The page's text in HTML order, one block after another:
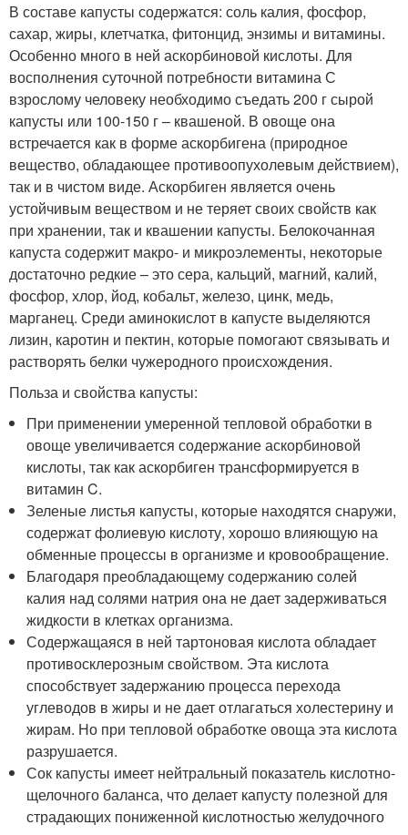
В составе капусты содержатся: соль калия, фосфор,
сахар, жиры, клетчатка, фитонцид, энзимы и витамины.
Особенно много в ней аскорбиновой кислоты. Для
восполнения суточной потребности витамина С
взрослому человеку необходимо съедать 200 г сырой
капусты или 100-150 г – квашеной. В овоще она
встречается как в форме аскорбигена (природное
вещество, обладающее противоопухолевым действием),
так и в чистом виде. Аскорбиген является очень
устойчивым веществом и не теряет своих свойств как
при хранении, так и квашении капусты. Белокочанная
капуста содержит макро- и микроэлементы, некоторые
достаточно редкие – это сера, кальций, магний, калий,
фосфор, хлор, йод, кобальт, железо, цинк, медь,
марганец. Среди аминокислот в капусте выделяются
лизин, каротин и пектин, которые помогают связывать и
растворять белки чужеродного происхождения.
Польза и свойства капусты:
При применении умеренной тепловой обработки в
овоще увеличивается содержание аскорбиновой
кислоты, так как аскорбиген трансформируется в
витамин C.
Зеленые листья капусты, которые находятся снаружи,
содержат фолиевую кислоту, хорошо влияющую на
обменные процессы в организме и кровообращение.
Благодаря преобладающему содержанию солей
калия над солями натрия она не дает задерживаться
жидкости в клетках организма.
Содержащаяся в ней тартоновая кислота обладает
противосклерозным свойством. Эта кислота
способствует задержанию процесса перехода
углеводов в жиры и не дает отлагаться холестерину и
жирам. Но при тепловой обработке овоща эта кислота
разрушается.
Сок капусты имеет нейтральный показатель кислотно-
щелочного баланса, что делает капусту полезной для
страдающих пониженной кислотностью желудочного